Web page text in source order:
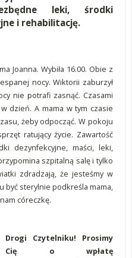
leki, środki
i rehabilitację.
Joanna. Wybiła 16.00. Obie z
nocy. Wiktorii zaburzył
nie potrafi zasnąć. Czasami
dzień. A mama w tym czasie
żeby odpocząć. W pokoju
ratujący życie. Zawartość
dezynfekcyjne, maści, leki,
szpitalną salę i tylko
zdradzają, że jesteśmy w
być sterylnie podkreśla mama,
córeczkę.
Drogi Czytelniku! Prosimy
Cię o wpłatę